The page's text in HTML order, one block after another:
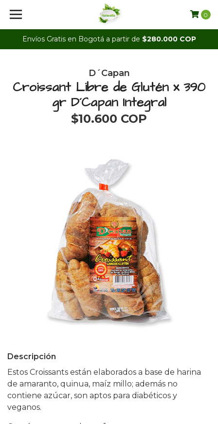
Envíos Gratis en Bogotá a partir de $280.000 COP
0
D´Capan
Croissant Libre de Glutén x 390
gr D´Capan Integral
$10.600 COP
Descripción
Estos Croissants están elaborados a base de harina
de amaranto, quinua, maíz millo; además no
contiene azúcar, son aptos para diabéticos y
veganos.